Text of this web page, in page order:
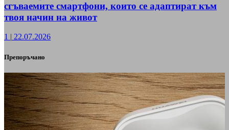
сгъваемите смартфони, които се адаптират към
твоя начин на живот
1 | 22.07.2026
Препоръчано